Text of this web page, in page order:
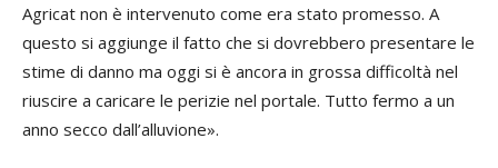
Agricat non è intervenuto come era stato promesso. A
questo si aggiunge il fatto che si dovrebbero presentare le
stime di danno ma oggi si è ancora in grossa difficoltà nel
riuscire a caricare le perizie nel portale. Tutto fermo a un
anno secco dall’alluvione».